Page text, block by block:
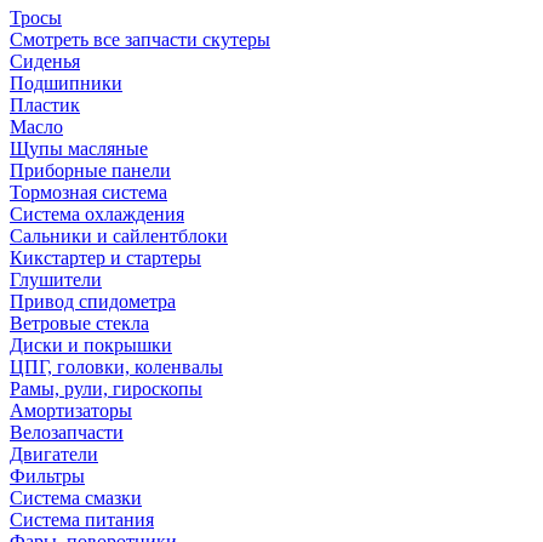
Тросы
Смотреть все запчасти скутеры
Сиденья
Подшипники
Пластик
Масло
Щупы масляные
Приборные панели
Тормозная система
Система охлаждения
Сальники и сайлентблоки
Кикстартер и стартеры
Глушители
Привод спидометра
Ветровые стекла
Диски и покрышки
ЦПГ, головки, коленвалы
Рамы, рули, гироскопы
Амортизаторы
Велозапчасти
Двигатели
Фильтры
Система смазки
Система питания